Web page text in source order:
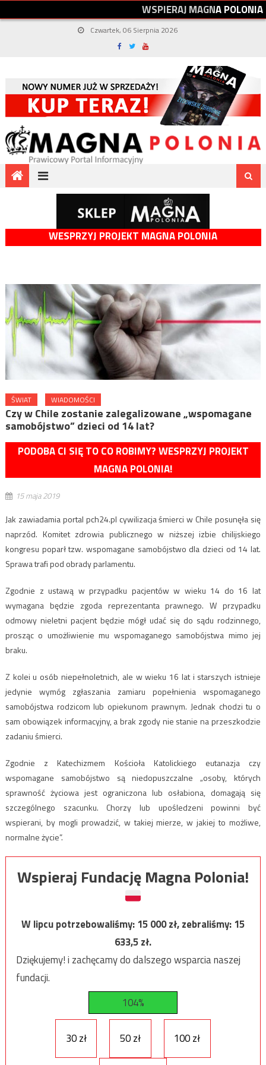
WSPIERAJMAGNAPOLONIA
Czwartek, 06 Sierpnia 2026
WESPRZYJ PROJEKT MAGNA POLONIA
ŚWIAT WIADOMOŚCI
Czy w Chile zostanie zalegalizowane „wspomagane
samobójstwo” dzieci od 14 lat?
PODOBA CI SIĘ TO CO ROBIMY? WESPRZYJ PROJEKT
MAGNA POLONIA!
15 maja 2019
Jak zawiadamia portal pch24.pl cywilizacja śmierci w Chile posunęła się
naprzód. Komitet zdrowia publicznego w niższej izbie chilijskiego
kongresu poparł tzw. wspomagane samobójstwo dla dzieci od 14 lat.
Sprawa trafi pod obrady parlamentu.
Zgodnie z ustawą w przypadku pacjentów w wieku 14 do 16 lat
wymagana będzie zgoda reprezentanta prawnego. W przypadku
odmowy nieletni pacjent będzie mógł udać się do sądu rodzinnego,
prosząc o umożliwienie mu wspomaganego samobójstwa mimo jej
braku.
Z kolei u osób niepełnoletnich, ale w wieku 16 lat i starszych istnieje
jedynie wymóg zgłaszania zamiaru popełnienia wspomaganego
samobójstwa rodzicom lub opiekunom prawnym. Jednak chodzi tu o
sam obowiązek informacyjny, a brak zgody nie stanie na przeszkodzie
zadaniu śmierci.
Zgodnie z Katechizmem Kościoła Katolickiego eutanazja czy
wspomagane samobójstwo są niedopuszczalne „osoby, których
sprawność życiowa jest ograniczona lub osłabiona, domagają się
szczególnego szacunku. Chorzy lub upośledzeni powinni być
wspierani, by mogli prowadzić, w takiej mierze, w jakiej to możliwe,
normalne życie”.
Wspieraj Fundację Magna Polonia!
W lipcu potrzebowaliśmy:15 000zł, zebraliśmy:15
633,5zł.
Dziękujemy! i zachęcamy do dalszego wsparcia naszej
fundacji.
104%
30 zł 50 zł 100 zł